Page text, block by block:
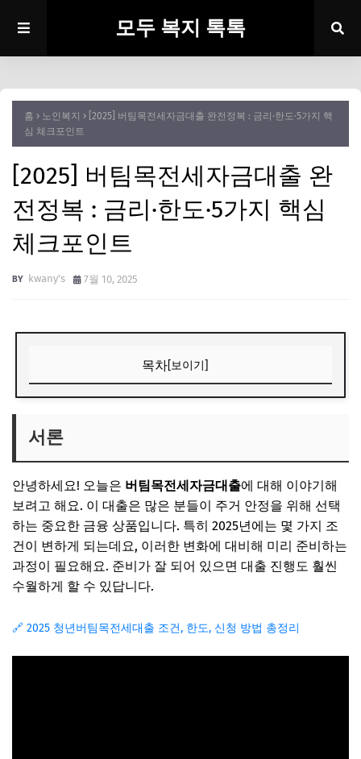
모두 복지 톡톡
홈 노인복지
[2025] 버팀목전세자금대출 완전정복 : 금리·한도·5가지 핵
심 체크포인트
[2025] 버팀목전세자금대출 완
전정복 : 금리·한도·5가지 핵심
체크포인트
kwany's 7월 10, 2025
목차[보이기]
버팀목전세자금대출이란?
2025년의 변화
금리와 한도
5가지 핵심 체크포인트
FAQ
Q. 대출 신청은 어떻게 하나요?
Q. 최저 금리는 얼마인가요?
Q. 상환 방법에는 어떤 종류가 있나요?
서론
안녕하세요! 오늘은 버팀목전세자금대출에 대해 이야기해
보려고 해요. 이 대출은 많은 분들이 주거 안정을 위해 선택
하는 중요한 금융 상품입니다. 특히 2025년에는 몇 가지 조
건이 변하게 되는데요, 이러한 변화에 대비해 미리 준비하는
과정이 필요해요. 준비가 잘 되어 있으면 대출 진행도 훨씬
수월하게 할 수 있답니다.
🔗 2025 청년버팀목전세대출 조건, 한도, 신청 방법 총정리